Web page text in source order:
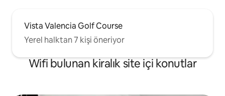
Vista Valencia Golf Course
Yerel halktan 7 kişi öneriyor
Wifi bulunan kiralık site içi konutlar